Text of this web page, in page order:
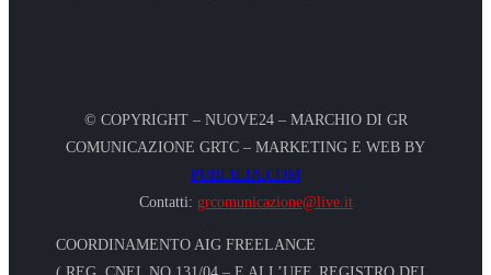
© COPYRIGHT – NUOVE24 – MARCHIO DI GR
COMUNICAZIONE GRTC – MARKETING E WEB BY
PUBLILIA.COM
Contatti: grcomunicazione@live.it
COORDINAMENTO AIG FREELANCE